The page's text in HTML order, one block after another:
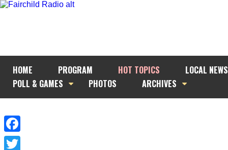
HOME PROGRAM HOT TOPICS
LOCAL NEWS
POLL & GAMES
PHOTOS ARCHIVES
Facebook